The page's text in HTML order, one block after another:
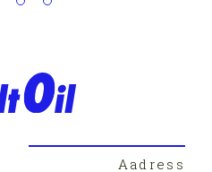
Aadress